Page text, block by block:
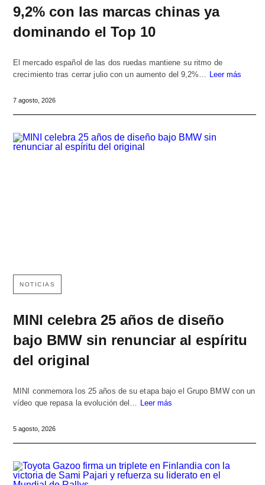
9,2% con las marcas chinas ya
dominando el Top 10
El mercado español de las dos ruedas mantiene su ritmo de
crecimiento tras cerrar julio con un aumento del 9,2%… Leer más
7 agosto, 2026
NOTICIAS
MINI celebra 25 años de diseño
bajo BMW sin renunciar al espíritu
del original
MINI conmemora los 25 años de su etapa bajo el Grupo BMW con un
vídeo que repasa la evolución del… Leer más
5 agosto, 2026